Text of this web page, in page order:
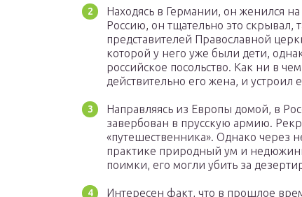
Находясь в Германии, он женился
Россию, он тщательно это скрывал,
представителей Православной
которой у него уже были дети,
российское посольство. Как ни в
действительно его жена, и устроил
Направляясь из Европы домой, в
завербован в прусскую армию.
«путешественника». Однако через
практике природный ум и
поимки, его могли убить за
Интересен факт, что в прошлое